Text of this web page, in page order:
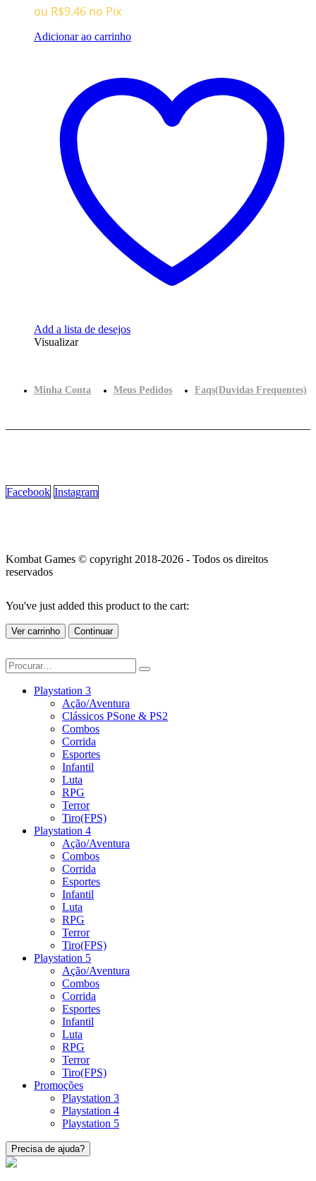
ou R$9.46 no Pix
Adicionar ao carrinho
Add a lista de desejos
Visualizar
Minha Conta Meus Pedidos Faqs(Duvidas Frequentes)
Facebook Instagram
Kombat Games © copyright 2018-2026 - Todos os direitos
reservados
You've just added this product to the cart:
Ver carrinho Continuar
Playstation 3
Ação/Aventura
Clássicos PSone & PS2
Combos
Corrida
Esportes
Infantil
Luta
RPG
Terror
Tiro(FPS)
Playstation 4
Ação/Aventura
Combos
Corrida
Esportes
Infantil
Luta
RPG
Terror
Tiro(FPS)
Playstation 5
Ação/Aventura
Combos
Corrida
Esportes
Infantil
Luta
RPG
Terror
Tiro(FPS)
Promoções
Playstation 3
Playstation 4
Playstation 5
Precisa de ajuda?